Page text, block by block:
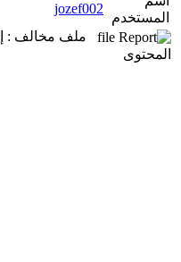
المستخدم
jozef002
ملف مخالف :
المحتوى